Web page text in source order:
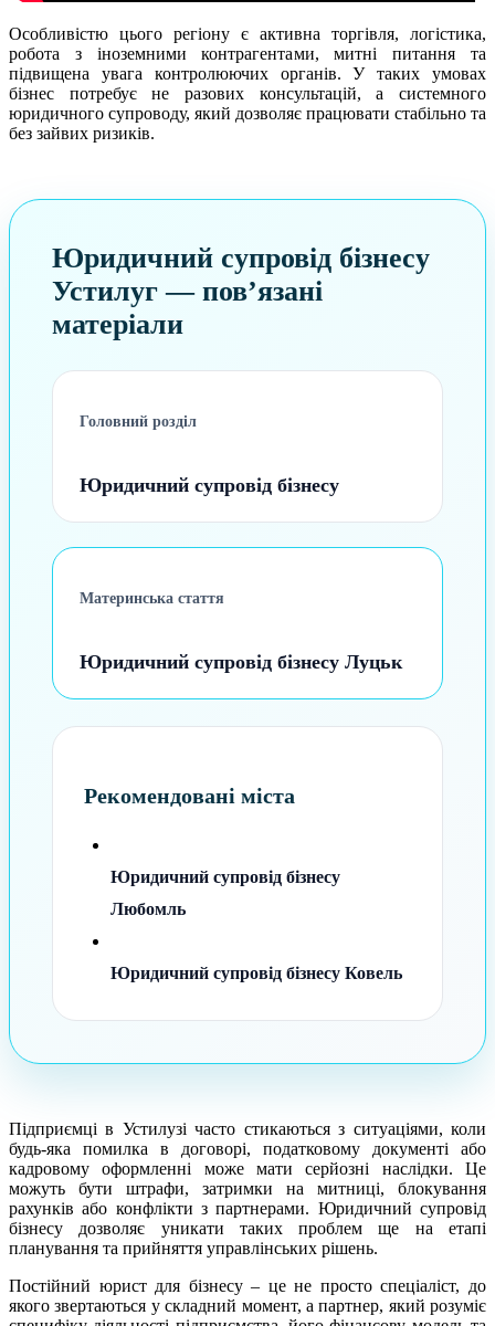
Особливістю цього регіону є активна торгівля, логістика,
робота з іноземними контрагентами, митні питання та
підвищена увага контролюючих органів. У таких умовах
бізнес потребує не разових консультацій, а системного
юридичного супроводу, який дозволяє працювати стабільно та
без зайвих ризиків.
Юридичний супровід бізнесу
Устилуг — пов’язані
матеріали
Головний розділ
Юридичний супровід бізнесу
Материнська стаття
Юридичний супровід бізнесу Луцьк
Рекомендовані міста
Юридичний супровід бізнесу
Любомль
Юридичний супровід бізнесу Ковель
Підприємці в Устилузі часто стикаються з ситуаціями, коли
будь-яка помилка в договорі, податковому документі або
кадровому оформленні може мати серйозні наслідки. Це
можуть бути штрафи, затримки на митниці, блокування
рахунків або конфлікти з партнерами. Юридичний супровід
бізнесу дозволяє уникати таких проблем ще на етапі
планування та прийняття управлінських рішень.
Постійний юрист для бізнесу – це не просто спеціаліст, до
якого звертаються у складний момент, а партнер, який розуміє